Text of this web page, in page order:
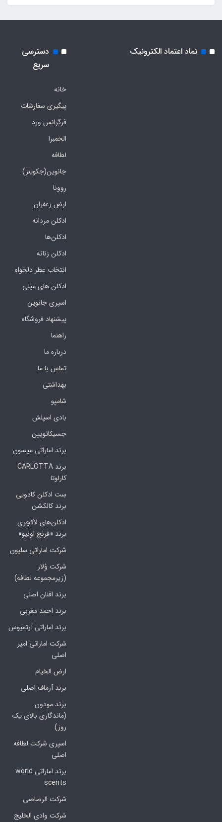
نماد اعتماد الکترونیک
دسترسی
سریع
خانه
پیگیری سفارشات
فرگرانس ورد
الحمبرا
لطافه
جانوین(جکوینز)
روونا
ارض زعفران
ادکلن مردانه
ادکلن‌ها
ادکلن زنانه
انتخاب عطر دلخواه
ادکلن های مینی
اسپری جانوین
پیشنهاد فروشگاه
راهنما
درباره ما
تماس با ما
بهداشتی
شامپو
بادی اسپلش
جسیکاتویین
برند اماراتی میسون
برند CARLOTTA
کارلوتا
سِت ادکلن کادویی
برند کالکشن
ادکلن‌های لاکچری
برند «فرنچ اونیو»
شرکت اماراتی سلیون
شرکت وُلار
(زیرمجموعه لطافه)
برند افنان اصلی
برند احمد مغربی
برند اماراتی آرتمیوس
شرکت اماراتی امپر
اصلی
ارض الخیام
برند آرماف اصلی
برند مودون
(ماندگاری بالای یک
روز)
اسپری شرکت لطافه
اصلی
برند اماراتی world
scents
شرکت الرصاصی
شرکت وادی الخلیج